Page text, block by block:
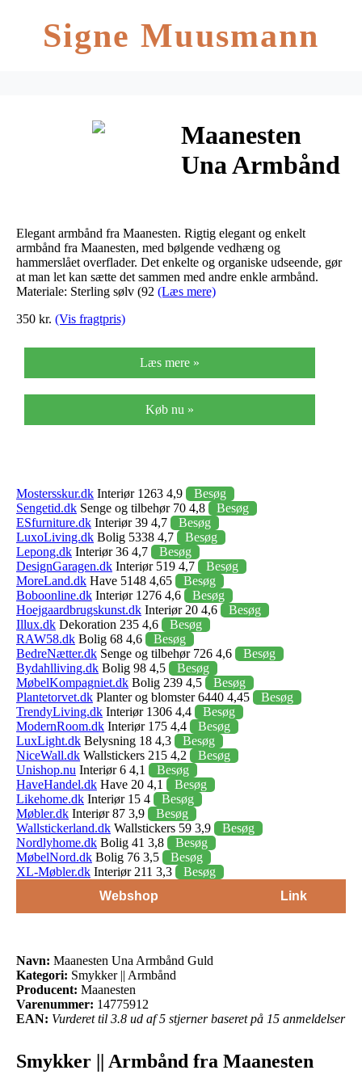
Signe Muusmann
Maanesten
Una Armbånd
Elegant armbånd fra Maanesten. Rigtig elegant og enkelt
armbånd fra Maanesten, med bølgende vedhæng og
hammerslået overflader. Det enkelte og organiske udseende, gør
at man let kan sætte det sammen med andre enkle armbånd.
Materiale: Sterling sølv (92 (Læs mere)
350 kr. (Vis fragtpris)
Læs mere »
Køb nu »
Mostersskur.dk Interiør 1263 4,9
Besøg
Sengetid.dk Senge og tilbehør 70 4,8
Besøg
ESfurniture.dk Interiør 39 4,7
Besøg
LuxoLiving.dk Bolig 5338 4,7
Besøg
Lepong.dk Interiør 36 4,7
Besøg
DesignGaragen.dk Interiør 519 4,7
Besøg
MoreLand.dk Have 5148 4,65
Besøg
Boboonline.dk Interiør 1276 4,6
Besøg
Hoejgaardbrugskunst.dk Interiør 20 4,6
Besøg
Illux.dk Dekoration 235 4,6
Besøg
RAW58.dk Bolig 68 4,6
Besøg
BedreNætter.dk Senge og tilbehør 726 4,6
Besøg
Bydahlliving.dk Bolig 98 4,5
Besøg
MøbelKompagniet.dk Bolig 239 4,5
Besøg
Plantetorvet.dk Planter og blomster 6440 4,45
Besøg
TrendyLiving.dk Interiør 1306 4,4
Besøg
ModernRoom.dk Interiør 175 4,4
Besøg
LuxLight.dk Belysning 18 4,3
Besøg
NiceWall.dk Wallstickers 215 4,2
Besøg
Unishop.nu Interiør 6 4,1
Besøg
HaveHandel.dk Have 20 4,1
Besøg
Likehome.dk Interiør 15 4
Besøg
Møbler.dk Interiør 87 3,9
Besøg
Wallstickerland.dk Wallstickers 59 3,9
Besøg
Nordlyhome.dk Bolig 41 3,8
Besøg
MøbelNord.dk Bolig 76 3,5
Besøg
XL-Møbler.dk Interiør 211 3,3
Besøg
Webshop
Link
Navn: Maanesten Una Armbånd Guld
Kategori: Smykker || Armbånd
Producent: Maanesten
Varenummer: 14775912
EAN: Vurderet til 3.8 ud af 5 stjerner baseret på 15 anmeldelser
Smykker || Armbånd fra Maanesten